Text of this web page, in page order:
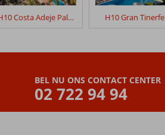
H10 Costa Adeje Palace H10 Gran Tinerfe
BEL NU ONS CONTACT CENTER
02 722 94 94